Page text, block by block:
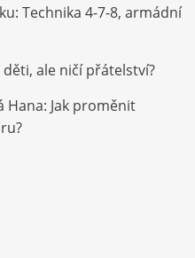
Technika 4-7-8, armádní
ale ničí přátelství?
Hana: Jak proměnit